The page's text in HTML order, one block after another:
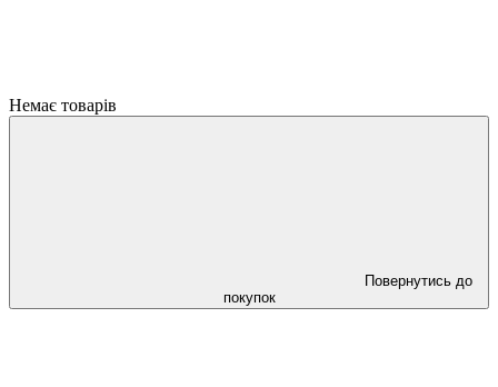
Немає товарів
Повернутись до
покупок